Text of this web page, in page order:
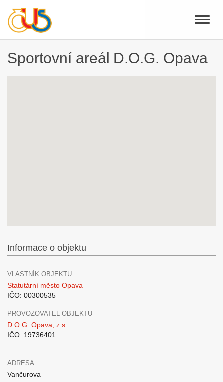
Toggle
Sportovní areál D.O.G. Opava
Informace o objektu
VLASTNÍK OBJEKTU
Statutární město Opava
IČO: 00300535
PROVOZOVATEL OBJEKTU
D.O.G. Opava, z.s.
IČO: 19736401
ADRESA
Vančurova